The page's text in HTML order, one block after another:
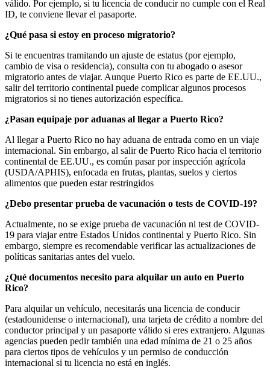
válido. Por ejemplo, si tu licencia de conducir no cumple con el Real
ID, te conviene llevar el pasaporte.
¿Qué pasa si estoy en proceso migratorio?
Si te encuentras tramitando un ajuste de estatus (por ejemplo,
cambio de visa o residencia), consulta con tu abogado o asesor
migratorio antes de viajar. Aunque Puerto Rico es parte de EE.UU.,
salir del territorio continental puede complicar algunos procesos
migratorios si no tienes autorización específica.
¿Pasan equipaje por aduanas al llegar a Puerto Rico?
Al llegar a Puerto Rico no hay aduana de entrada como en un viaje
internacional. Sin embargo, al salir de Puerto Rico hacia el territorio
continental de EE.UU., es común pasar por inspección agrícola
(USDA/APHIS), enfocada en frutas, plantas, suelos y ciertos
alimentos que pueden estar restringidos
¿Debo presentar prueba de vacunación o tests de COVID-19?
Actualmente, no se exige prueba de vacunación ni test de COVID-
19 para viajar entre Estados Unidos continental y Puerto Rico. Sin
embargo, siempre es recomendable verificar las actualizaciones de
políticas sanitarias antes del vuelo.
¿Qué documentos necesito para alquilar un auto en Puerto
Rico?
Para alquilar un vehículo, necesitarás una licencia de conducir
(estadounidense o internacional), una tarjeta de crédito a nombre del
conductor principal y un pasaporte válido si eres extranjero. Algunas
agencias pueden pedir también una edad mínima de 21 o 25 años
para ciertos tipos de vehículos y un permiso de conducción
internacional si tu licencia no está en inglés.